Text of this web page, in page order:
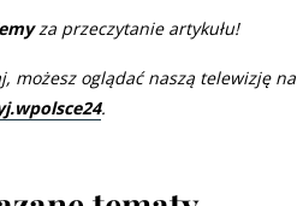
za przeczytanie artykułu!
możesz oglądać naszą telewizję na
.